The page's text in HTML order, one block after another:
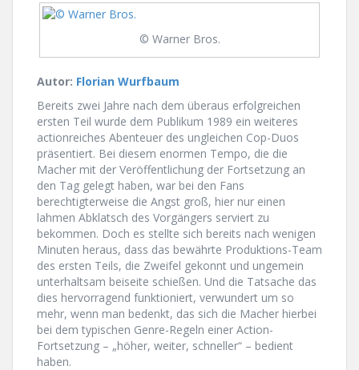
© Warner Bros.
Autor: Florian Wurfbaum
Bereits zwei Jahre nach dem überaus erfolgreichen
ersten Teil wurde dem Publikum 1989 ein weiteres
actionreiches Abenteuer des ungleichen Cop-Duos
präsentiert. Bei diesem enormen Tempo, die die
Macher mit der Veröffentlichung der Fortsetzung an
den Tag gelegt haben, war bei den Fans
berechtigterweise die Angst groß, hier nur einen
lahmen Abklatsch des Vorgängers serviert zu
bekommen. Doch es stellte sich bereits nach wenigen
Minuten heraus, dass das bewährte Produktions-Team
des ersten Teils, die Zweifel gekonnt und ungemein
unterhaltsam beiseite schießen. Und die Tatsache das
dies hervorragend funktioniert, verwundert um so
mehr, wenn man bedenkt, das sich die Macher hierbei
bei dem typischen Genre-Regeln einer Action-
Fortsetzung – „höher, weiter, schneller“ – bedient
haben.